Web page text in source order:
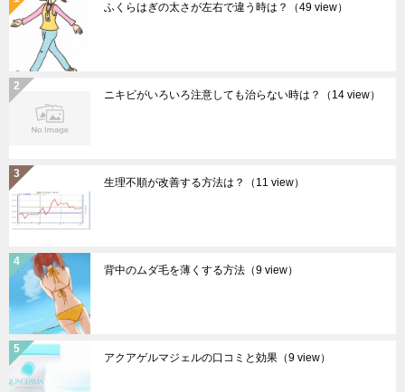
ふくらはぎの太さが左右で違う時は？ （49 view）
ニキビがいろいろ注意しても治らない時は？ （14 view）
生理不順が改善する方法は？ （11 view）
背中のムダ毛を薄くする方法 （9 view）
アクアゲルマジェルの口コミと効果 （9 view）